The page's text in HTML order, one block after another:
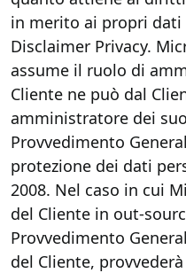
in merito ai propri dati
Disclaimer Privacy.
assume il ruolo di
Cliente ne può dal
amministratore dei
Provvedimento
protezione dei dati
2008. Nel caso in cui
del Cliente in out-
Provvedimento
del Cliente,